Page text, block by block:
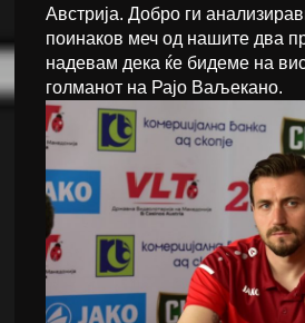
Австрија. Добро ги
поинаков меч од нашите два
надевам дека ќе бидеме на
голманот на Рајо Ваљекано.